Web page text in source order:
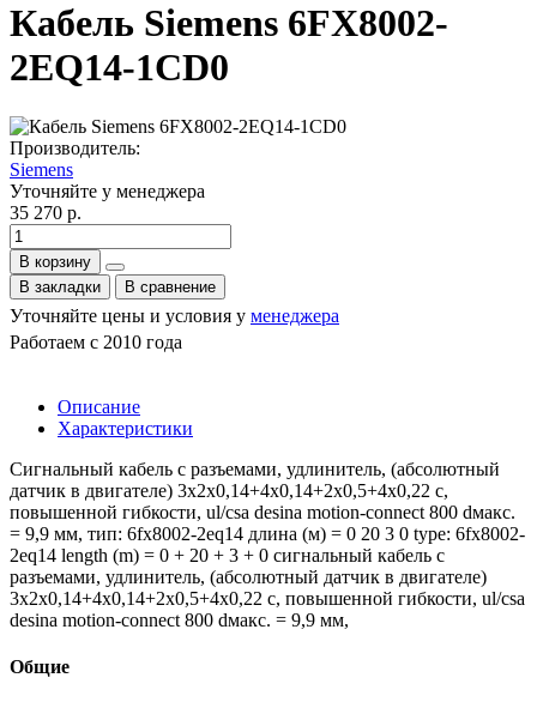
Кабель Siemens 6FX8002-
2EQ14-1CD0
Производитель:
Siemens
Уточняйте у менеджера
35 270 р.
В корзину
В закладки
В сравнение
Уточняйте цены и условия у менеджера
Работаем с 2010 года
Описание
Характеристики
Сигнальный кабель с разъемами, удлинитель, (абсолютный
датчик в двигателе) 3x2x0,14+4x0,14+2x0,5+4x0,22 c,
повышенной гибкости, ul/csa desina motion-connect 800 dмакс.
= 9,9 мм, тип: 6fx8002-2eq14 длина (м) = 0 20 3 0 type: 6fx8002-
2eq14 length (m) = 0 + 20 + 3 + 0 сигнальный кабель с
разъемами, удлинитель, (абсолютный датчик в двигателе)
3x2x0,14+4x0,14+2x0,5+4x0,22 c, повышенной гибкости, ul/csa
desina motion-connect 800 dмакс. = 9,9 мм,
Общие